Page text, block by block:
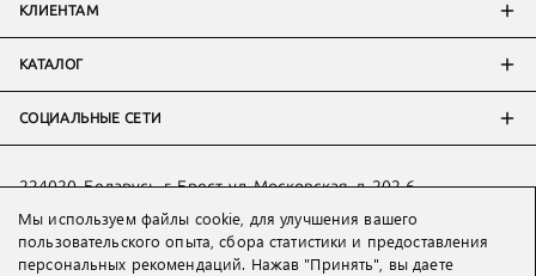
КЛИЕНТАМ
КАТАЛОГ
СОЦИАЛЬНЫЕ СЕТИ
224020, Беларусь, г. Брест, ул. Московская, д. 202-6
Тел:+7 993 398 36 60(WhatsApp
Тел:+375 29 205 80 10( WhatsApp,Viber)
Email:ved@lakbi.com
Мы используем файлы cookie, для улучшения вашего
пользовательского опыта, сбора статистики и предоставления
персональных рекомендаций. Нажав "Принять", вы даете